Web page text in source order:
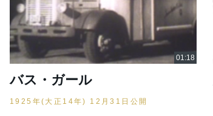
バス・ガール
1925年(大正14年) 12月31日公開